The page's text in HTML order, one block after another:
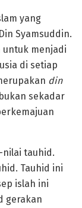
yang
Syamsuddin.
untuk menjadi
di setiap
din
sekadar
tauhid.
Tauhid ini
islah ini
gerakan